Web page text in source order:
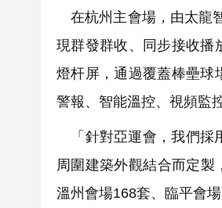
在杭州主會場，由太龍
現群發群收、同步接收播
燈杆屏，通過覆蓋棒壘球
警報、智能溫控、視頻監
「針對亞運會，我們採
周圍建築外觀結合而定
溫州會場168套、臨平會